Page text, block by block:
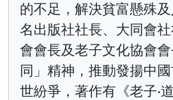
的不足，解決貧富懸殊
名出版社社長、大同會
會會長及老子文化協會
同」精神，推動發揚中
世紛爭，著作有《老子‧